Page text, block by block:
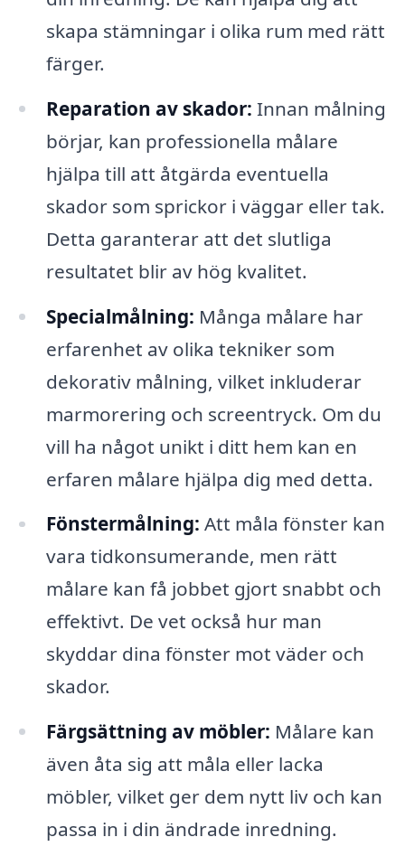
skapa stämningar i olika rum med rätt
färger.
Reparation av skador: Innan målning
börjar, kan professionella målare
hjälpa till att åtgärda eventuella
skador som sprickor i väggar eller tak.
Detta garanterar att det slutliga
resultatet blir av hög kvalitet.
Specialmålning: Många målare har
erfarenhet av olika tekniker som
dekorativ målning, vilket inkluderar
marmorering och screentryck. Om du
vill ha något unikt i ditt hem kan en
erfaren målare hjälpa dig med detta.
Fönstermålning: Att måla fönster kan
vara tidkonsumerande, men rätt
målare kan få jobbet gjort snabbt och
effektivt. De vet också hur man
skyddar dina fönster mot väder och
skador.
Färgsättning av möbler: Målare kan
även åta sig att måla eller lacka
möbler, vilket ger dem nytt liv och kan
passa in i din ändrade inredning.